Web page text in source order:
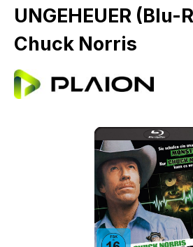
UNGEHEUER (Blu-
Chuck Norris
Bildergalerie überspringen